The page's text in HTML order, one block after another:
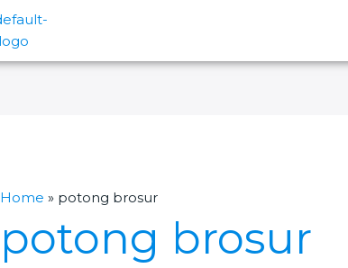
Home » potong brosur
potong brosur